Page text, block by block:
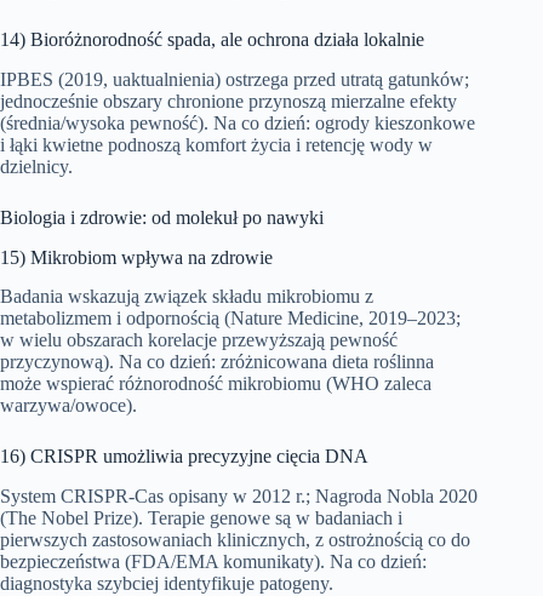
14) Bioróżnorodność spada, ale ochrona działa lokalnie
IPBES (2019, uaktualnienia) ostrzega przed utratą gatunków;
jednocześnie obszary chronione przynoszą mierzalne efekty
(średnia/wysoka pewność). Na co dzień: ogrody kieszonkowe
i łąki kwietne podnoszą komfort życia i retencję wody w
dzielnicy.
Biologia i zdrowie: od molekuł po nawyki
15) Mikrobiom wpływa na zdrowie
Badania wskazują związek składu mikrobiomu z
metabolizmem i odpornością (Nature Medicine, 2019–2023;
w wielu obszarach korelacje przewyższają pewność
przyczynową). Na co dzień: zróżnicowana dieta roślinna
może wspierać różnorodność mikrobiomu (WHO zaleca
warzywa/owoce).
16) CRISPR umożliwia precyzyjne cięcia DNA
System CRISPR-Cas opisany w 2012 r.; Nagroda Nobla 2020
(The Nobel Prize). Terapie genowe są w badaniach i
pierwszych zastosowaniach klinicznych, z ostrożnością co do
bezpieczeństwa (FDA/EMA komunikaty). Na co dzień:
diagnostyka szybciej identyfikuje patogeny.